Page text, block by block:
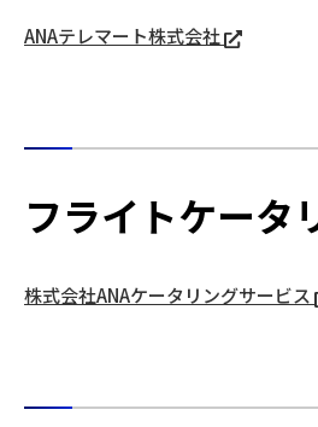
ANAテレマート株式会社
フライトケータ
株式会社ANAケータリングサービス